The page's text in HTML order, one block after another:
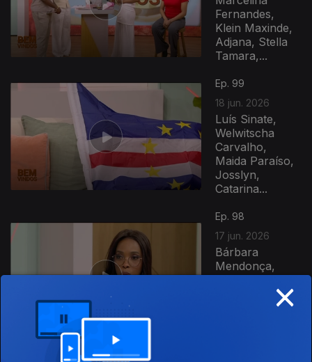
Fernandes,
Klein Maxinde,
Adjana, Stella
Tamara,...
Ep. 99
18 jun. 2026
Luís Sinate,
Welwitscha
Carvalho,
Maida Paraíso,
Josslyn,
Catarina...
Ep. 98
17 jun. 2026
Bárbara
Mendonça,
Eusébio Dias,×